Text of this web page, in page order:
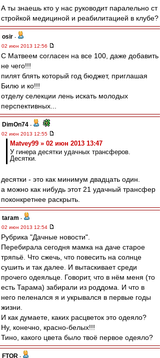
А ты знаешь кто у нас руководит паралельно ст
стройкой медициной и реабилитацией в клубе?
osir -
02 июн 2013 12:56
С Матвеем согласен на все 100, даже добавить
не чего!!!
пилят блять который год бюджет, приглашая
Билю и ко!!!
отделу селекции лень искать молодых
перспективных...
DimOn74 -
02 июн 2013 12:55
Matvey99 » 02 июн 2013 13:47
У гинера десятки удачных трансферов.
Десятки.
десятки - это как минимум двадцать один.
а можно как нибудь этот 21 удачный трансфер
поконкретнее раскрыть.
taram -
02 июн 2013 12:54
Рубрика "Дачные новости".
Перебирала сегодня мамка на даче старое
тряпьё. Что сжечь, что повесить на солнце
сушить и так далее. И вытаскивает среди
прочего одеяльце. Говорит, что в нём меня (то
есть Тарама) забирали из роддома. И что в
него пеленался я и укрывался в первые годы
жизни.
И как думаете, каких расцветок это одеяло?
Ну, конечно, красно-белых!!!
Тино, какого цвета было твоё первое одеяло?
FTOR -